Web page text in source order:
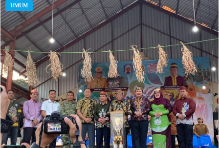
UMUM